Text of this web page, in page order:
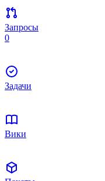
Запросы
0
Задачи
Вики